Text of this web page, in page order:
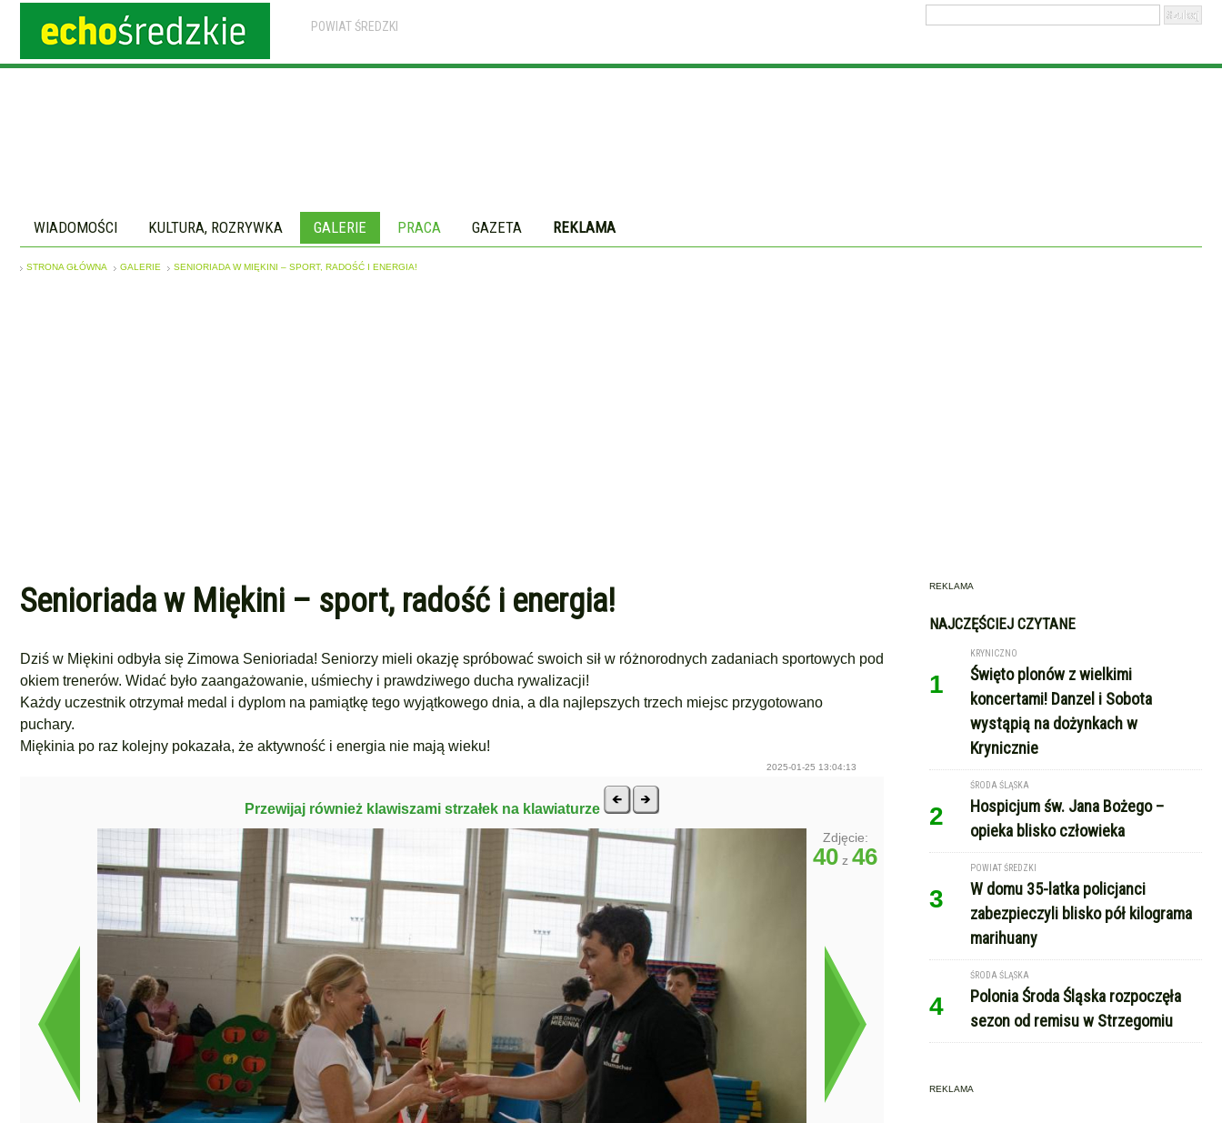
POWIAT ŚREDZKI
WIADOMOŚCI KULTURA, ROZRYWKA GALERIE PRACA GAZETA REKLAMA
STRONA GŁÓWNA GALERIE SENIORIADA W MIĘKINI – SPORT, RADOŚĆ I ENERGIA!
Senioriada w Miękini – sport, radość i energia!
Dziś w Miękini odbyła się Zimowa Senioriada! Seniorzy mieli okazję spróbować swoich sił w różnorodnych zadaniach sportowych pod
okiem trenerów. Widać było zaangażowanie, uśmiechy i prawdziwego ducha rywalizacji!
Każdy uczestnik otrzymał medal i dyplom na pamiątkę tego wyjątkowego dnia, a dla najlepszych trzech miejsc przygotowano
puchary.
Miękinia po raz kolejny pokazała, że aktywność i energia nie mają wieku!
2025-01-25 13:04:13
Przewijaj również klawiszami strzałek na klawiaturze
Zdjęcie:
40 z 46
REKLAMA
NAJCZĘŚCIEJ CZYTANE
1
KRYNICZNO
Święto plonów z wielkimi
koncertami! Danzel i Sobota
wystąpią na dożynkach w
Krynicznie
2
ŚRODA ŚLĄSKA
Hospicjum św. Jana Bożego –
opieka blisko człowieka
3
POWIAT ŚREDZKI
W domu 35-latka policjanci
zabezpieczyli blisko pół kilograma
marihuany
4
ŚRODA ŚLĄSKA
Polonia Środa Śląska rozpoczęła
sezon od remisu w Strzegomiu
REKLAMA